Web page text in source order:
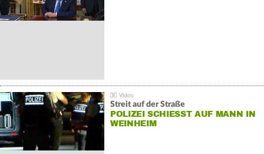
Streit auf der Straße
POLIZEI SCHIESST AUF MANN IN W
EINHEIM